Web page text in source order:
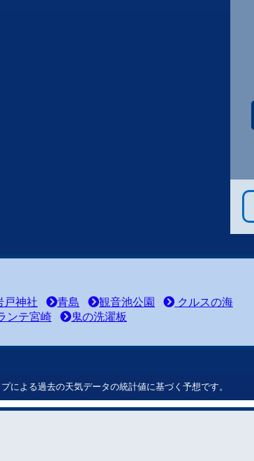
戸神社 青島 観音池公園
クルスの海
ンテ宮崎 鬼の洗濯板
による過去の天気データの統計値に基づく予想です。